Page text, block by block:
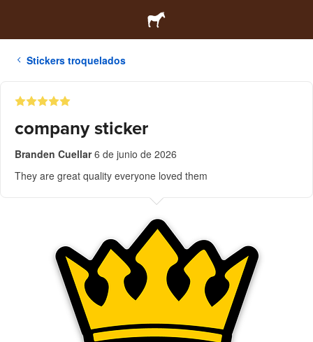
Stickers troquelados
company sticker
Branden Cuellar 6 de junio de 2026
They are great quality everyone loved them